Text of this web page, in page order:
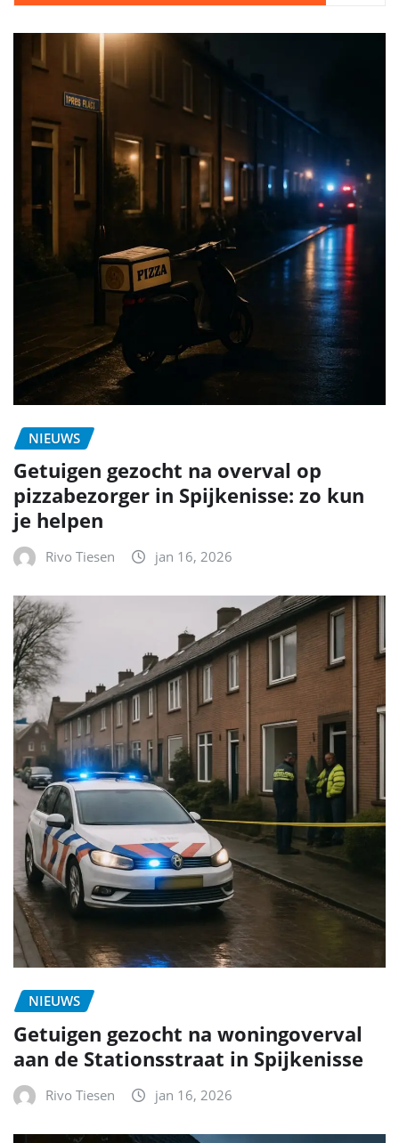
NIEUWS
Getuigen gezocht na overval op
pizzabezorger in Spijkenisse: zo kun
je helpen
Rivo Tiesen jan 16, 2026
NIEUWS
Getuigen gezocht na woningoverval
aan de Stationsstraat in Spijkenisse
Rivo Tiesen jan 16, 2026